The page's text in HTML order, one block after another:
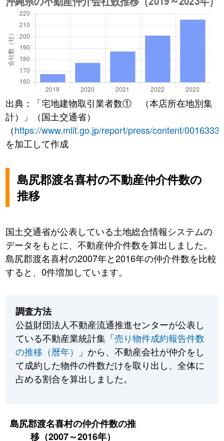
出典：「宅地建物取引業者数① （本店所在地別集
計）」（国土交通省）
（https://www.mlit.go.jp/report/press/content/
を加工して作成
島尻郡渡名喜村の不動産仲介件数の
推移
国土交通省が公表している土地総合情報システムの
データをもとに、不動産仲介件数を算出しました。
島尻郡渡名喜村の2007年と2016年の仲介件数を比較
すると、0件増加しています。
調査方法
公益財団法人不動産流通推進センターが公表し
ている不動産業統計集「売り物件成約報告件数
の推移（暦年）
」から、不動産会社が仲介をし
て成約した物件の件数だけを取り出し、全体に
占める割合を算出しました。
島尻郡渡名喜村の仲介件数の推
移（2007～2016年）